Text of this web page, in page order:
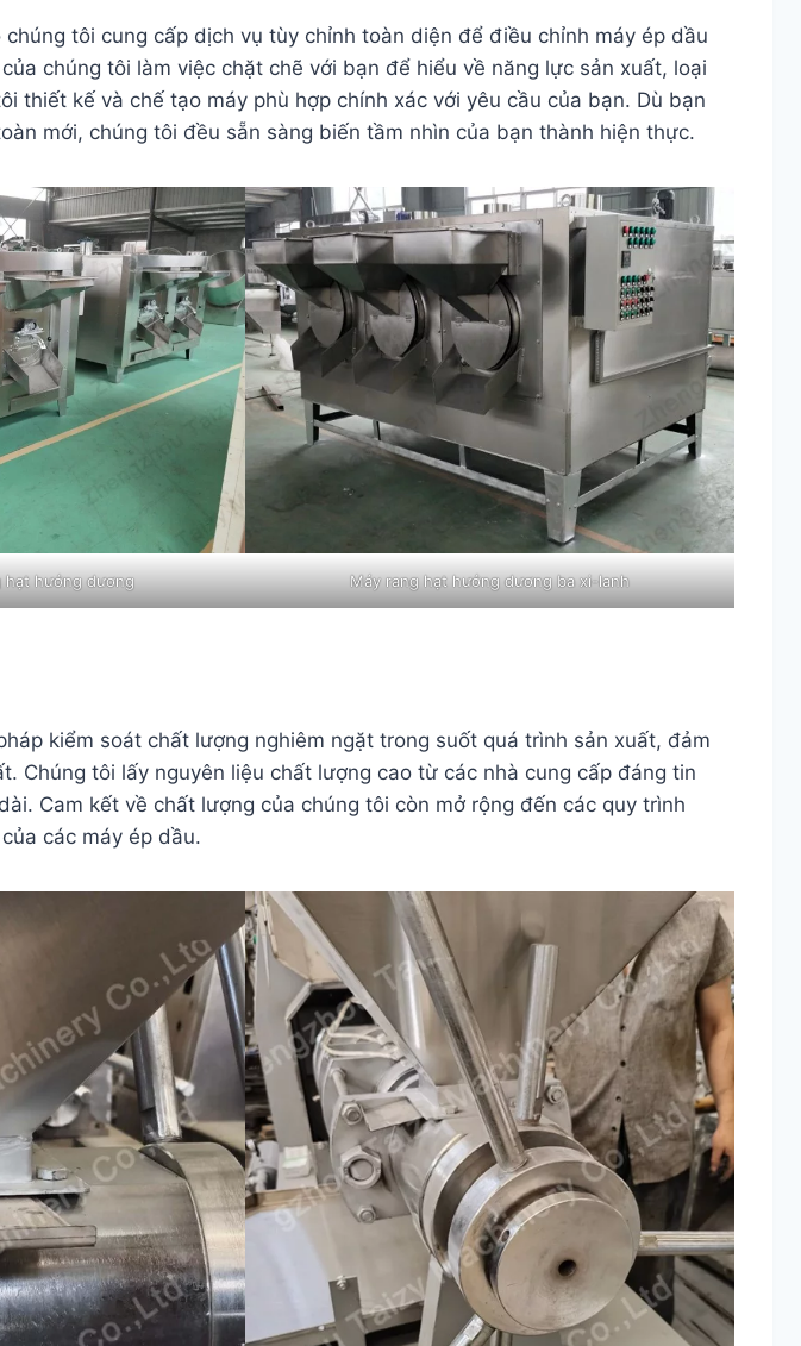
tôi cung cấp dịch vụ tùy chỉnh toàn diện để điều chỉnh máy ép dầu
chúng tôi làm việc chặt chẽ với bạn để hiểu về năng lực sản xuất, loại
thiết kế và chế tạo máy phù hợp chính xác với yêu cầu của bạn. Dù bạn
mới, chúng tôi đều sẵn sàng biến tầm nhìn của bạn thành hiện thực.
hạt hướng dương Máy rang hạt hướng dương ba xi-lanh
kiểm soát chất lượng nghiêm ngặt trong suốt quá trình sản xuất, đảm
Chúng tôi lấy nguyên liệu chất lượng cao từ các nhà cung cấp đáng tin
Cam kết về chất lượng của chúng tôi còn mở rộng đến các quy trình
các máy ép dầu.